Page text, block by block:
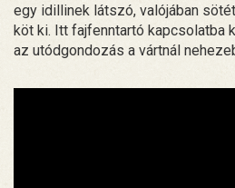
egy idillinek látszó, valójában
köt ki. Itt fajfenntartó kapcsolatba
az utódgondozás a vártnál